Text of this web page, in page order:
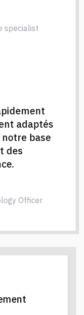
specialist
adaptés
base
des
Officer